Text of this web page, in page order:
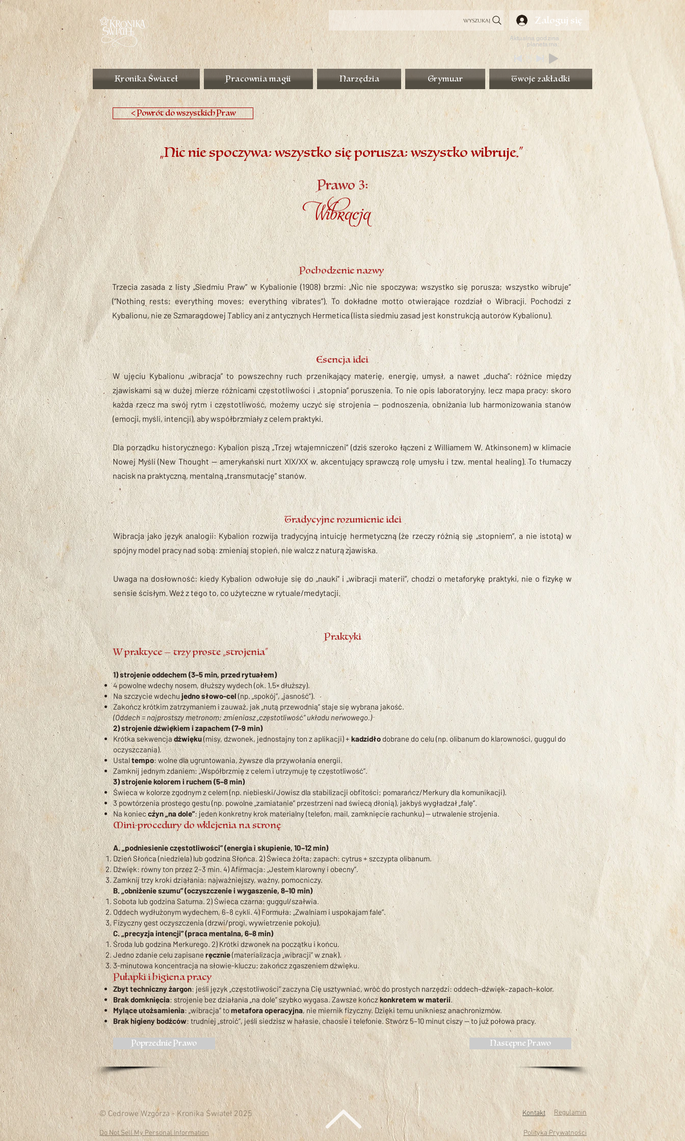
Aktualna godzina
planetarna:
Zaloguj się
Wyszukaj
Kronika Świateł Pracownia magii Narzędzia Grymuar Twoje zakładki
< Powrót do wszystkich Praw
„Nic nie spoczywa; wszystko się porusza; wszystko wibruje.”
Prawo 3:
Wibracja
Pochodzenie nazwy
Trzecia zasada z listy „Siedmiu Praw” w Kybalionie (1908) brzmi: „Nic nie spoczywa; wszystko się porusza; wszystko wibruje”
(“Nothing rests; everything moves; everything vibrates”). To dokładne motto otwierające rozdział o Wibracji. Pochodzi z
Kybalionu, nie ze Szmaragdowej Tablicy ani z antycznych Hermetica (lista siedmiu zasad jest konstrukcją autorów Kybalionu).
Esencja idei
W ujęciu Kybalionu „wibracja” to powszechny ruch przenikający materię, energię, umysł, a nawet „ducha”: różnice między
zjawiskami są w dużej mierze różnicami częstotliwości i „stopnia” poruszenia. To nie opis laboratoryjny, lecz mapa pracy: skoro
każda rzecz ma swój rytm i częstotliwość, możemy uczyć się strojenia — podnoszenia, obniżania lub harmonizowania stanów
(emocji, myśli, intencji), aby współbrzmiały z celem praktyki.
Dla porządku historycznego: Kybalion piszą „Trzej wtajemniczeni” (dziś szeroko łączeni z Williamem W. Atkinsonem) w klimacie
Nowej Myśli (New Thought — amerykański nurt XIX/XX w. akcentujący sprawczą rolę umysłu i tzw. mental healing). To tłumaczy
nacisk na praktyczną, mentalną „transmutację” stanów.
Tradycyjne rozumienie idei
Wibracja jako język analogii: Kybalion rozwija tradycyjną intuicję hermetyczną (że rzeczy różnią się „stopniem”, a nie istotą) w
spójny model pracy nad sobą: zmieniaj stopień, nie walcz z naturą zjawiska.
Uwaga na dosłowność: kiedy Kybalion odwołuje się do „nauki” i „wibracji materii”, chodzi o metaforykę praktyki, nie o fizykę w
sensie ścisłym. Weź z tego to, co użyteczne w rytuale/medytacji.
Praktyki
W praktyce — trzy proste „strojenia”
1) strojenie oddechem (3–5 min, przed rytuałem)
4 powolne wdechy nosem, dłuższy wydech (ok. 1,5× dłuższy).
Na szczycie wdechujedno słowo-cel(np. „spokój”, „jasność”).
Zakończ krótkim zatrzymaniem i zauważ, jak „nutą przewodnią” staje się wybrana jakość.
(Oddech = najprostszy metronom; zmieniasz „częstotliwość” układu nerwowego.)
2) strojenie dźwiękiem i zapachem (7–9 min)
Krótka sekwencjadźwięku(misy, dzwonek, jednostajny ton z aplikacji) + kadzidło dobrane do celu (np. olibanum do klarowności, guggul do
oczyszczania).
Ustaltempo: wolne dla ugruntowania, żywsze dla przywołania energii.
Zamknij jednym zdaniem: „Współbrzmię z celem i utrzymuję tę częstotliwość”.
3) strojenie kolorem i ruchem (5–8 min)
Świeca w kolorze zgodnym z celem (np. niebieski/Jowisz dla stabilizacji obfitości; pomarańcz/Merkury dla komunikacji).
3 powtórzenia prostego gestu (np. powolne „zamiatanie” przestrzeni nad świecą dłonią), jakbyś wygładzał „falę”.
Na koniecczyn „na dole”: jeden konkretny krok materialny (telefon, mail, zamknięcie rachunku) — utrwalenie strojenia.
Mini-procedury do wklejenia na stronę
A. „podniesienie częstotliwości” (energia i skupienie, 10–12 min)
Dzień Słońca (niedziela) lub godzina Słońca. 2) Świeca żółta; zapach: cytrus + szczypta olibanum.
Dźwięk: równy ton przez 2–3 min. 4) Afirmacja: „Jestem klarowny i obecny”.
Zamknij trzy kroki działania: najważniejszy, ważny, pomocniczy.
B. „obniżenie szumu” (oczyszczenie i wygaszenie, 8–10 min)
Sobota lub godzina Saturna. 2) Świeca czarna; guggul/szałwia.
Oddech wydłużonym wydechem, 6–8 cykli. 4) Formuła: „Zwalniam i uspokajam fale”.
Fizyczny gest oczyszczenia (drzwi/progi, wywietrzenie pokoju).
C. „precyzja intencji” (praca mentalna, 6–8 min)
Środa lub godzina Merkurego. 2) Krótki dzwonek na początku i końcu.
Jedno zdanie celu zapisaneręcznie(materializacja „wibracji” w znak).
3-minutowa koncentracja na słowie-kluczu; zakończ zgaszeniem dźwięku.
Pułapki i higiena pracy
Zbyt techniczny żargon: jeśli język „częstotliwości” zaczyna Cię usztywniać, wróć do prostych narzędzi: oddech–dźwięk–zapach–kolor.
Brak domknięcia: strojenie bez działania „na dole” szybko wygasa. Zawsze kończkonkretem w materii.
Mylące utożsamienia: „wibracja” tometafora operacyjna, nie miernik fizyczny. Dzięki temu unikniesz anachronizmów.
Brak higieny bodźców: trudniej „stroić”, jeśli siedzisz w hałasie, chaosie i telefonie. Stwórz 5–10 minut ciszy — to już połowa pracy.
Poprzednie Prawo Następne Prawo
© Cedrowe Wzgórza - Kronika Świateł 2025 Regulamin
Do Not Sell My Personal Information Polityka Prywatności
Kontakt